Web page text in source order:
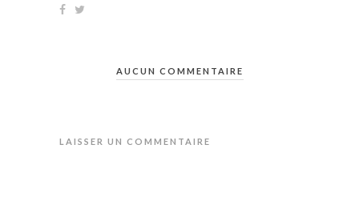
AUCUN COMMENTAIRE
LAISSER UN COMMENTAIRE